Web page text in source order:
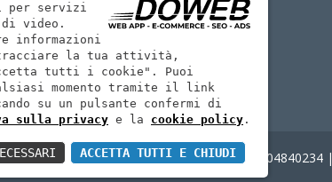
ALLESTIMENTI
CONTATTI
Menta Srl | P.IVA: 02904840234 |
per servizi
video.
informazioni
la tua attività,
tutti i cookie". Puoi
momento tramite il link
su un pulsante confermi di
sulla privacy e la cookie policy .
ACCETTA TUTTI E CHIUDI